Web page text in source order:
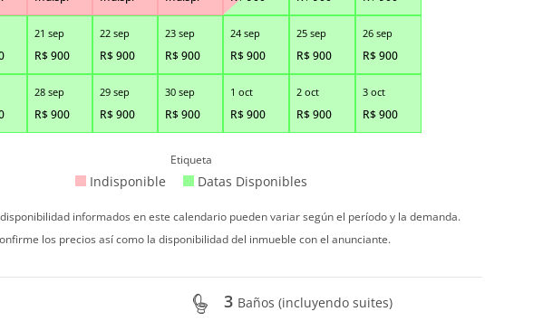
21 sep
R$900
22 sep
R$900
23 sep
R$900
24 sep
R$900
25 sep
R$900
26 sep
R$900
28 sep
R$900
29 sep
R$900
30 sep
R$900
1 oct
R$900
2 oct
R$900
3 oct
R$900
Etiqueta
Indisponible Datas Disponibles
informados en este calendario pueden variar según el período y la demanda.
los precios así como la disponibilidad del inmueble con el anunciante.
3 Baños (incluyendo suites)